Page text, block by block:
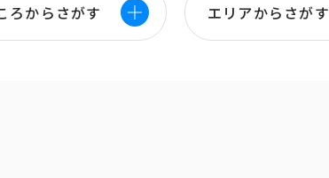
ろからさがす エリアからさがす